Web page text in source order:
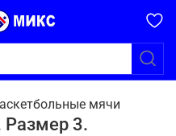
мячи
Размер 3.